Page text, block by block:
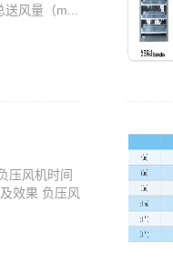
风量（m...
压风机时间
效果 负压风